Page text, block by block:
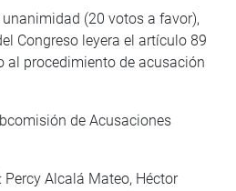
(20 votos a favor),
Congreso leyera el artículo 89
al procedimiento de acusación
de Acusaciones
Percy Alcalá Mateo, Héctor